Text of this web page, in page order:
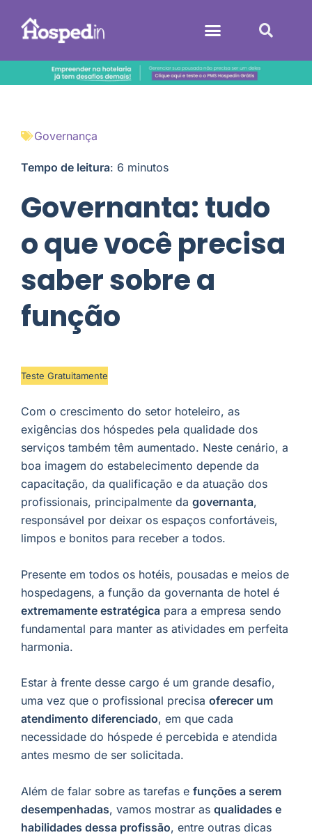
Governança
Tempo de leitura: 6 minutos
Governanta: tudo
o que você precisa
saber sobre a
função
Teste Gratuitamente
Com o crescimento do setor hoteleiro, as
exigências dos hóspedes pela qualidade dos
serviços também têm aumentado. Neste cenário, a
boa imagem do estabelecimento depende da
capacitação, da qualificação e da atuação dos
profissionais, principalmente da governanta,
responsável por deixar os espaços confortáveis,
limpos e bonitos para receber a todos.
Presente em todos os hotéis, pousadas e meios de
hospedagens, a função da governanta de hotel é
extremamente estratégica para a empresa sendo
fundamental para manter as atividades em perfeita
harmonia.
Estar à frente desse cargo é um grande desafio,
uma vez que o profissional precisa oferecer um
atendimento diferenciado, em que cada
necessidade do hóspede é percebida e atendida
antes mesmo de ser solicitada.
Além de falar sobre as tarefas e funções a serem
desempenhadas, vamos mostrar as qualidades e
habilidades dessa profissão, entre outras dicas